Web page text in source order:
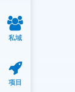
私域
项目